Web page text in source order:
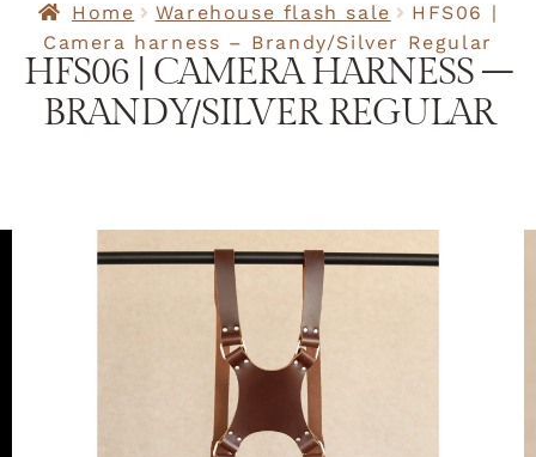
Home Warehouse flash sale
HFS06 |
Camera harness – Brandy/Silver Regular
HFS06 | CAMERA HARNESS –
BRANDY/SILVER REGULAR